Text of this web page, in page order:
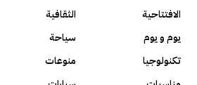
الافتتاحية
الثقافية
يوم و يوم
سياحة
تكنولوجيا
منوعات